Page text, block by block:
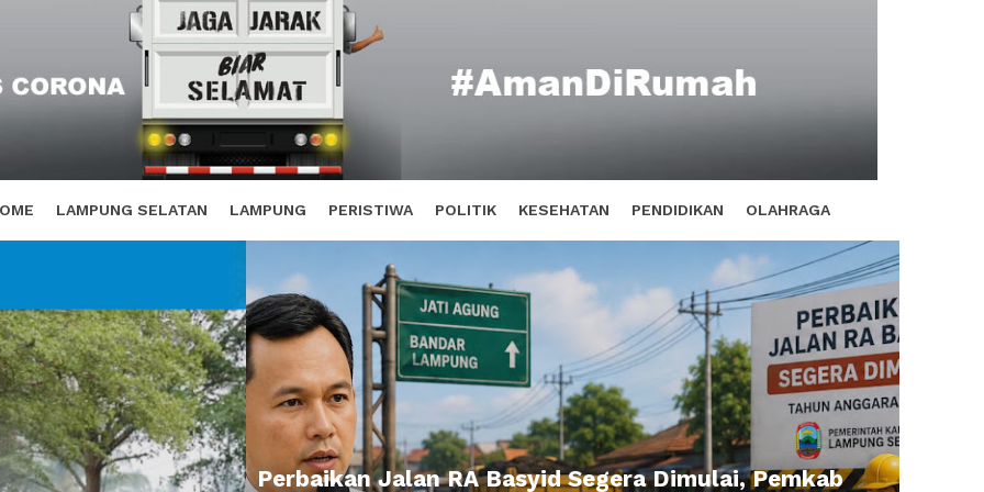
LAMPUNG SELATAN LAMPUNG PERISTIWA POLITIK KESEHATAN PENDIDIKAN OLAHRAGA
Perbaikan Jalan RA Basyid Segera Dimulai, Pemkab